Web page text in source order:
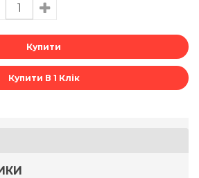
Купити В 1 Клік